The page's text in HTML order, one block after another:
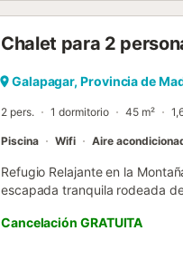
Chalet para 2
Galapagar, Provincia de
2 pers. 1 dormitorio 45 m²
Piscina Wifi Aire
Refugio Relajante en la
escapada tranquila rodeada
disfrutan de un circuito de spa
petición. La cocina
Cancelación GRATUITA